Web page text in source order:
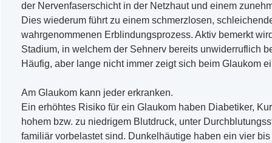
mit dem
lesen Sie mehr
der Nervenfaserschicht in der Netzhaut und einem
Dies wiederum führt zu einem schmerzlosen,
wahrgenommenen Erblindungsprozess. Aktiv bemerkt
Stadium, in welchem der Sehnerv bereits unwiderruflich
Häufig, aber lange nicht immer zeigt sich beim Glaukom
Am Glaukom kann jeder erkranken.
Ein erhöhtes Risiko für ein Glaukom haben Diabetiker,
hohem bzw. zu niedrigem Blutdruck, unter
familiär vorbelastet sind. Dunkelhäutige haben ein vier